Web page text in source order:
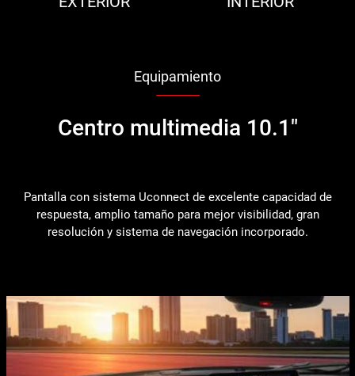
Equipamiento
Centro multimedia 10.1"
Pantalla con sistema Uconnect de excelente capacidad de
respuesta, amplio tamaño para mejor visibilidad, gran
resolución y sistema de navegación incorporado.